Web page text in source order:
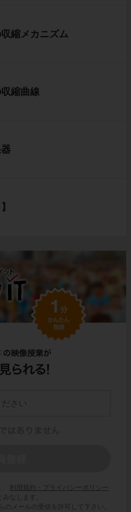
縮メカニズム
縮曲線
利用規約・プライバシーポリシー
みなします。
のメールの受信を許可して下さい。